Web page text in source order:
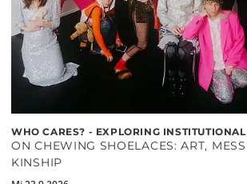
WHO CARES? - EXPLORING
ON CHEWING SHOELACES: ART,
KINSHIP